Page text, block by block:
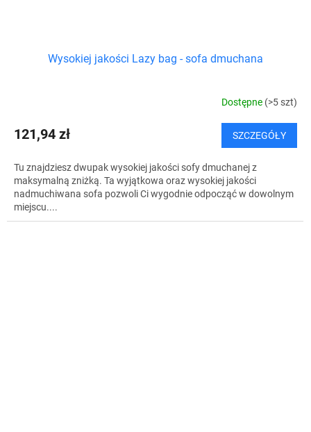
Wysokiej jakości Lazy bag - sofa dmuchana
Dostępne (>5 szt)
121,94 zł SZCZEGÓŁY
Tu znajdziesz dwupak wysokiej jakości sofy dmuchanej z
maksymalną zniżką. Ta wyjątkowa oraz wysokiej jakości
nadmuchiwana sofa pozwoli Ci wygodnie odpocząć w dowolnym
miejscu....